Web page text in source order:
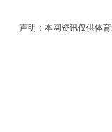
声明：本网资讯仅供体